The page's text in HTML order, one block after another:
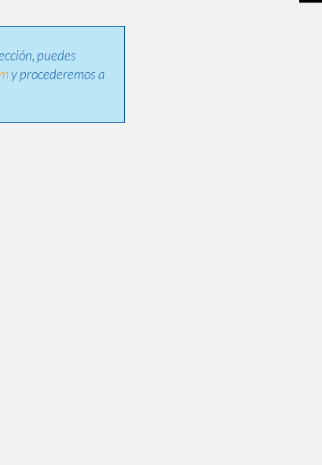
puedes
y procederemos a